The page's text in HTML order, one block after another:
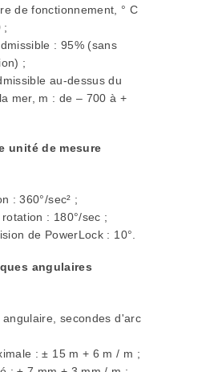
de fonctionnement, ° C
;
: 95% (sans
;
au-dessus du
mer, m : de – 700 à +
unité de mesure
: 360°/sec² ;
: 180°/sec ;
de PowerLock : 10°.
angulaires
angulaire, secondes d'arc
: ± 15 m + 6 m / m ;